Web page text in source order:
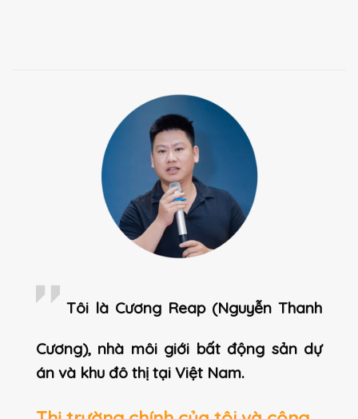
Tôi là Cương Reap (Nguyễn Thanh
Cương), nhà môi giới bất động sản dự
án và khu đô thị tại Việt Nam.